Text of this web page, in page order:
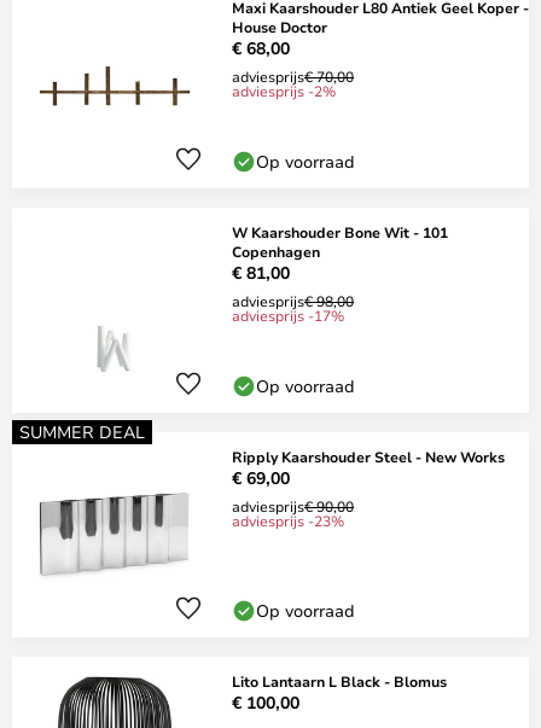
Maxi Kaarshouder L80 Antiek Geel Koper -
House Doctor
€ 68,00
adviesprijs€ 70,00
adviesprijs -2%
Op voorraad
W Kaarshouder Bone Wit - 101
Copenhagen
€ 81,00
adviesprijs€ 98,00
adviesprijs -17%
Op voorraad
SUMMER DEAL
Ripply Kaarshouder Steel - New Works
€ 69,00
adviesprijs€ 90,00
adviesprijs -23%
Op voorraad
Lito Lantaarn L Black - Blomus
€ 100,00